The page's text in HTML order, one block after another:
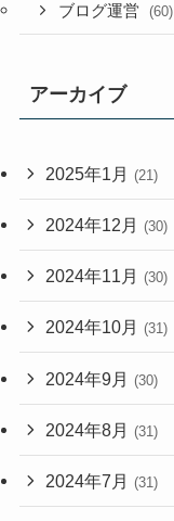
ブログ運営 (60)
アーカイブ
2025年1月 (21)
2024年12月 (30)
2024年11月 (30)
2024年10月 (31)
2024年9月 (30)
2024年8月 (31)
2024年7月 (31)